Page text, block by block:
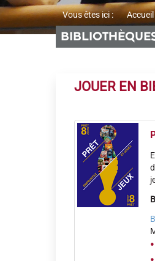
Vous êtes ici :
Accueil
JOUER EN
•